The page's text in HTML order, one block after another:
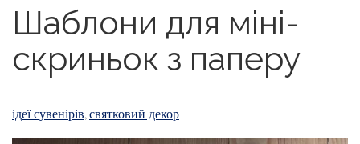
Шаблони для міні-
скриньок з паперу
ідеї сувенірів,святковий декор